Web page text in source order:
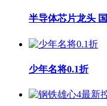
半导体芯片龙头
少年名将0.1折